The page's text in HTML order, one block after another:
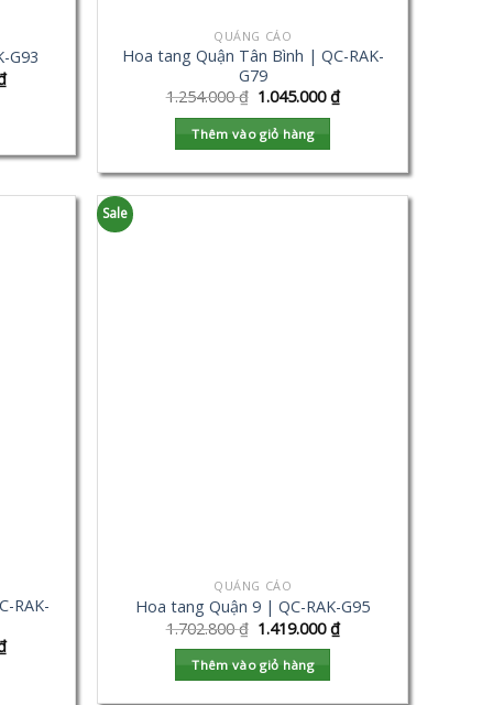
G93
QUẢNG CÁO
Hoa tang Quận Tân Bình | QC-RAK-
G79
1.254.000₫ 1.045.000₫
Thêm vào giỏ hàng
RAK-
Sale
QUẢNG CÁO
Hoa tang Quận 9 | QC-RAK-G95
1.702.800₫ 1.419.000₫
Thêm vào giỏ hàng